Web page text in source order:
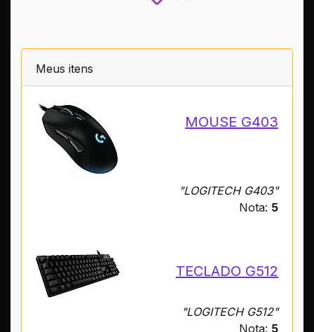
Meus itens
MOUSE G403
"LOGITECH G403"
Nota: 5
TECLADO G512
"LOGITECH G512"
Nota: 5